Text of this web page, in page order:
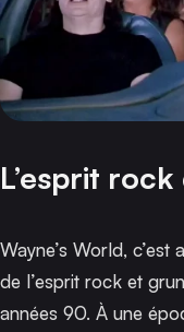
L’esprit
Wayne’s World, c’est
de l’esprit rock et
années 90. À une